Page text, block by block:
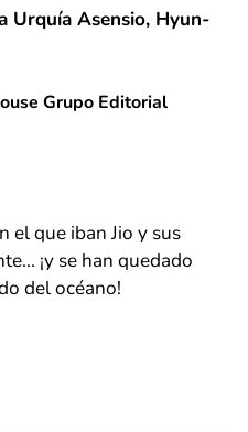
Urquía Asensio, Hyun-
Grupo Editorial
el que iban Jio y sus
¡y se han quedado
del océano!